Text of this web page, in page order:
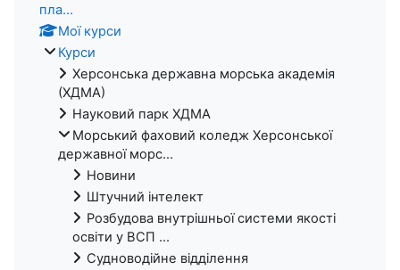
пла...
Мої курси
Курси
Херсонська державна морська академія
(ХДМА)
Науковий парк ХДМА
Морський фаховий коледж Херсонської
державної морс...
Новини
Штучний інтелект
Розбудова внутрішньої системи якості
освіти у ВСП ...
Судноводійне відділення